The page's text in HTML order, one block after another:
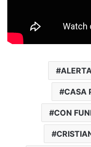
CASA
CON